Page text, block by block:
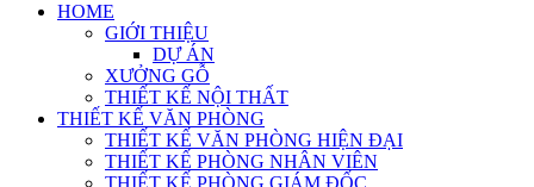
HOME
GIỚI THIỆU
DỰ ÁN
XƯỞNG GỖ
THIẾT KẾ NỘI THẤT
THIẾT KẾ VĂN PHÒNG
THIẾT KẾ VĂN PHÒNG HIỆN ĐẠI
THIẾT KẾ PHÒNG NHÂN VIÊN
THIẾT KẾ PHÒNG GIÁM ĐỐC